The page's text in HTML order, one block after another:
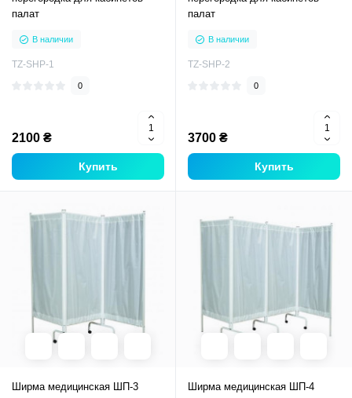
палат
В наличии
TZ-SHP-1
0
2100 ₴
Купить
палат
В наличии
TZ-SHP-2
0
3700 ₴
Купить
Ширма медицинская ШП-3
Ширма медицинская ШП-4